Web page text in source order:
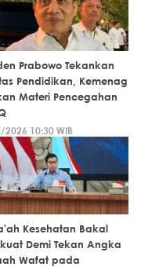
Prabowo Tekankan
Pendidikan, Kemenag
Materi Pencegahan
10:30 WIB
Kesehatan Bakal
Demi Tekan Angka
Wafat pada